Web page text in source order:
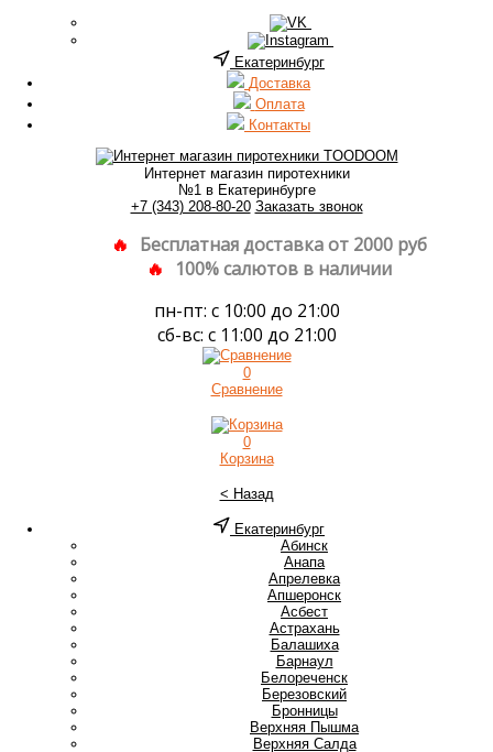
Екатеринбург
Доставка
Оплата
Контакты
Интернет магазин пиротехники
№1 в Екатеринбурге
+7 (343) 208-80-20 Заказать звонок
Бесплатная доставка от 2000 руб
100% салютов в наличии
пн-пт: с 10:00 до 21:00
сб-вс: с 11:00 до 21:00
0
Сравнение
0
Корзина
< Назад
Екатеринбург
Абинск
Анапа
Апрелевка
Апшеронск
Асбест
Астрахань
Балашиха
Барнаул
Белореченск
Березовский
Бронницы
Верхняя Пышма
Верхняя Салда